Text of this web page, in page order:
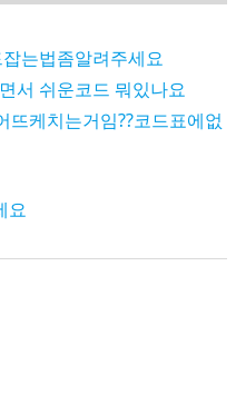
는법좀알려주세요
서 쉬운코드 뭐있나요
케치는거임??코드표에없
요